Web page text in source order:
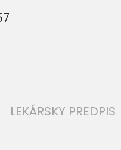
LEKÁRSKY PREDPIS